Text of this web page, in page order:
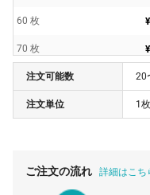
60 枚
70 枚
80 枚
90 枚
注文可能数 20
注文単位 1
ご注文の流れ 詳細はこち